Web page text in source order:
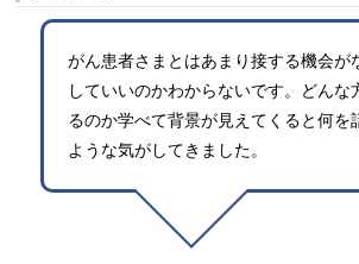
がん患者さまとはあまり接する機会が
していいのかわからないです。どんな
るのか学べて背景が見えてくると何を
ような気がしてきました。